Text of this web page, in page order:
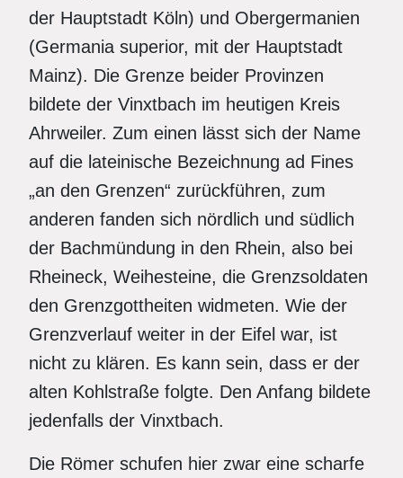
der Hauptstadt Köln) und Obergermanien
(Germania superior, mit der Hauptstadt
Mainz). Die Grenze beider Provinzen
bildete der Vinxtbach im heutigen Kreis
Ahrweiler. Zum einen lässt sich der Name
auf die lateinische Bezeichnung ad Fines
„an den Grenzen“ zurückführen, zum
anderen fanden sich nördlich und südlich
der Bachmündung in den Rhein, also bei
Rheineck, Weihesteine, die Grenzsoldaten
den Grenzgottheiten widmeten. Wie der
Grenzverlauf weiter in der Eifel war, ist
nicht zu klären. Es kann sein, dass er der
alten Kohlstraße folgte. Den Anfang bildete
jedenfalls der Vinxtbach.
Die Römer schufen hier zwar eine scharfe